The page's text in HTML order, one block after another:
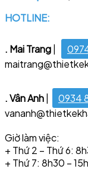
HOTLINE:
. Mai Trang|
. Vân Anh
0934
Giờ làm việc:
+ Thứ 2 – Thứ 6:
+ Thứ 7: 8h30 – 15h